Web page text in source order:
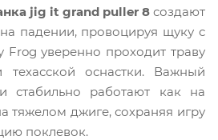
jig it grand puller 8 создают
падении, провоцируя щуку с
Frog уверенно проходит траву
техасской оснастки. Важный
стабильно работают как на
тяжелом джиге, сохраняя игру
поклевок.